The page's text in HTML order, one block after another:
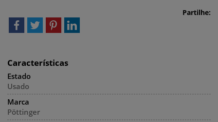
Partilhe:
Características
Estado
Usado
Marca
Pöttinger